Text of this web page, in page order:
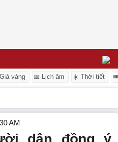
vàng 📅 Lịch âm ☀️ Thời tiết
AM
dân đồng ý